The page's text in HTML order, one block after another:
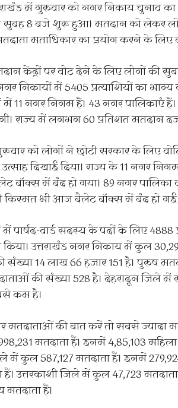
में गुरुवार को नगर निकाय चुनाव
8 बजे शुरू हुआ। मतदान को लेकर
मताधिकार का प्रयोग करने के लिए
केंद्रों पर वोट देने के लिए लोगों की
निकायों में 5405 प्रत्याशियों का
11 नगर निगम हैं। 43 नगर पालिकाएं
राज्य में लगभग 60 प्रतिशत मतदान
को लोगों ने छोटी सरकार के लिए
उत्साह दिखाई दिया। राज्य के 11 नगर
बॉक्स में बंद हो गया। 89 नगर
किस्मत भी आज बैलेट बॉक्स में बंद हो गई
पार्षद-वार्ड सदस्य के पदों के लिए
उत्तराखंड नगर निकाय में कुल
14 लाख 66 हजार 151 है। पुरुष
की संख्या 528 है। देहरादून जिले में
कम है।
मतदाताओं की बात करें तो सबसे ज्यादा
मतदाता हैं। इनमें 4,85,103
में कुल 587,127 मतदाता हैं। इनमें
हैं। उत्तरकाशी जिले में कुल 47,723
हैं।